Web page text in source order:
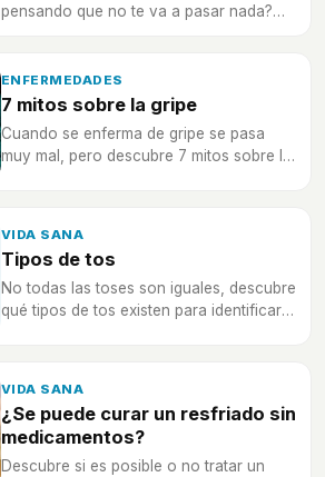
pensando que no te va a pasar nada?
ENFERMEDADES
7 mitos sobre la gripe
Cuando se enferma de gripe se pasa
muy mal, pero descubre 7 mitos sobre la
VIDA SANA
Tipos de tos
No todas las toses son iguales, descubre
qué tipos de tos existen para identificar
VIDA SANA
¿Se puede curar un resfriado sin
medicamentos?
Descubre si es posible o no tratar un